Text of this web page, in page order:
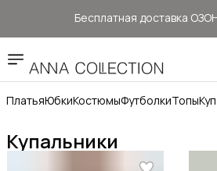
Бесплатная доставка
Здесь цены ниже, чем на: ОЗОН,
ПлатьяЮбкиКостюмыФутболкиТопы
Купальники